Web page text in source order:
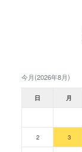
今月(2026年8月)
日 月
2 3